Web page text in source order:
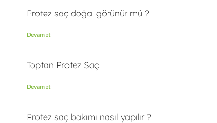
Protez saç doğal görünür mü ?
Devam et
Toptan Protez Saç
Devam et
Protez saç bakımı nasıl yapılır ?